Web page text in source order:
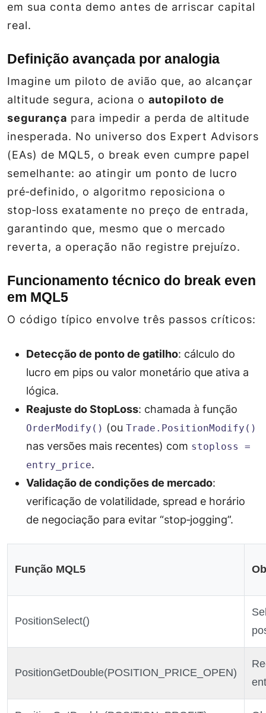
em sua conta demo antes de arriscar capital
real.
Definição avançada por analogia
Imagine um piloto de avião que, ao alcançar
altitude segura, aciona o autopiloto de
segurança para impedir a perda de altitude
inesperada. No universo dos Expert Advisors
(EAs) de MQL5, o break even cumpre papel
semelhante: ao atingir um ponto de lucro
pré‑definido, o algoritmo reposiciona o
stop‑loss exatamente no preço de entrada,
garantindo que, mesmo que o mercado
reverta, a operação não registre prejuízo.
Funcionamento técnico do break even
em MQL5
O código típico envolve três passos críticos:
Detecção de ponto de gatilho: cálculo do
lucro em pips ou valor monetário que ativa a
lógica.
Reajuste do StopLoss: chamada à função
OrderModify() (ou Trade.PositionModify()
nas versões mais recentes) com stoploss =
entry_price.
Validação de condições de mercado:
verificação de volatilidade, spread e horário
de negociação para evitar “stop‑jogging”.
Função MQL5
PositionSelect()
PositionGetDouble(POSITION_PRICE_OPEN)